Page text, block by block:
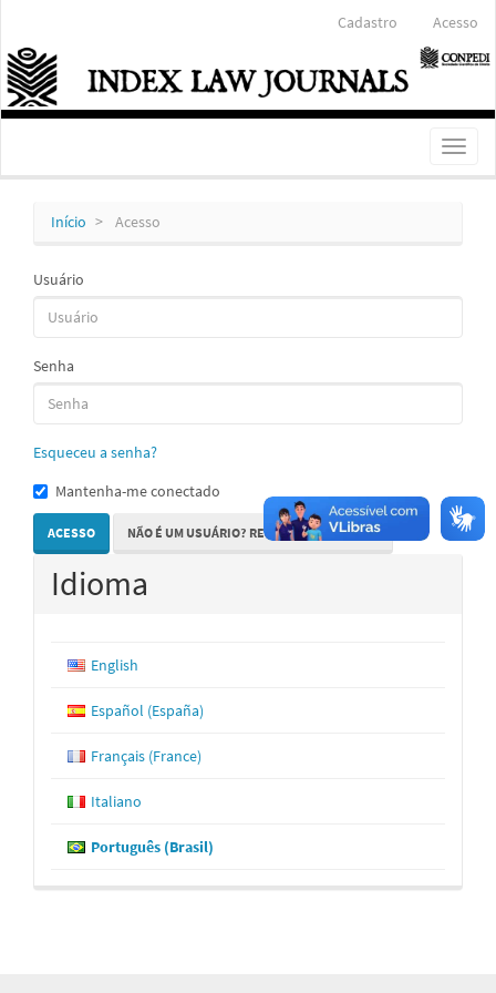
Conteúdo
principal
Barra
Lateral
Cadastro Acesso
Toggle
Início Acesso
Usuário
Senha
Esqueceu a senha?
Mantenha-me conectado
ACESSO NÃO É UM USUÁRIO? REGISTRE-SE NO SITE
Idioma
English
Español (España)
Français (France)
Italiano
Português (Brasil)